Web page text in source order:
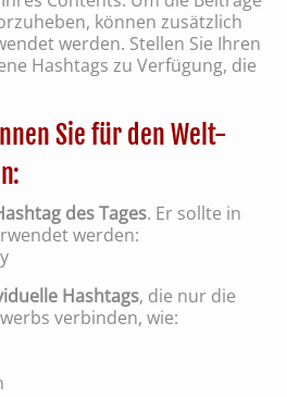
können zusätzlich
werden. Stellen Sie Ihren
Hashtags zu Verfügung, die
Sie für den Welt-
des Tages. Er sollte in
werden:
Hashtags, die nur die
verbinden, wie: